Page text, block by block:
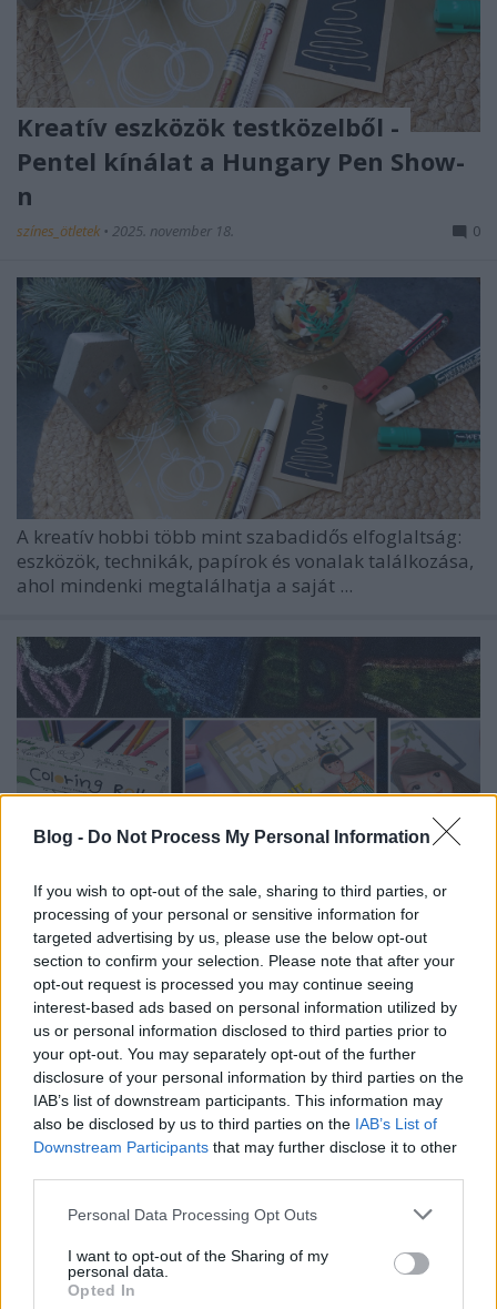
Blog - Do Not Process My Personal Information
If you wish to opt-out of the sale, sharing to third parties, or
processing of your personal or sensitive information for
targeted advertising by us, please use the below opt-out
section to confirm your selection. Please note that after your
opt-out request is processed you may continue seeing
interest-based ads based on personal information utilized by
us or personal information disclosed to third parties prior to
your opt-out. You may separately opt-out of the further
disclosure of your personal information by third parties on the
IAB’s list of downstream participants. This information may
also be disclosed by us to third parties on the IAB’s List of
Downstream Participants that may further disclose it to other
Please note that this website/app uses one or more Google
not limited to your visit or usage behaviour. You may click to
grant or deny consent to Google and its third-party tags to
use your data for below specified purposes in below Google
Personal Data Processing Opt Outs
I want to opt-out of the Sharing of my
personal data.
Opted In
Kreatív eszközök testközelből -
Pentel kínálat a Hungary Pen Show-
n
színes_ötletek • 2025. november 18. 0
A kreatív hobbi több mint szabadidős elfoglaltság:
eszközök, technikák, papírok és vonalak találkozása,
ahol mindenki megtalálhatja a saját ...
A végtelen színezőtől a pólóra
vasalható fóliáig - Kreatív ötletek
minden korosztálynak szünetekre,
hétvégékre
színes_ötletek•2025. október 16.